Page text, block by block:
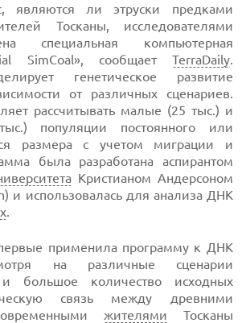
являются ли этруски предками
Тосканы, исследователями
специальная компьютерная
SimCoal», сообщает TerraDaily.
генетическое развитие
от различных сценариев.
рассчитывать малые (25 тыс.) и
популяции постоянного или
размера с учетом миграции и
была разработана аспирантом
Кристианом Андерсоном
и использовалась для анализа ДНК
.
применила программу к ДНК
на различные сценарии
большое количество исходных
связь между древними
жителями Тосканы